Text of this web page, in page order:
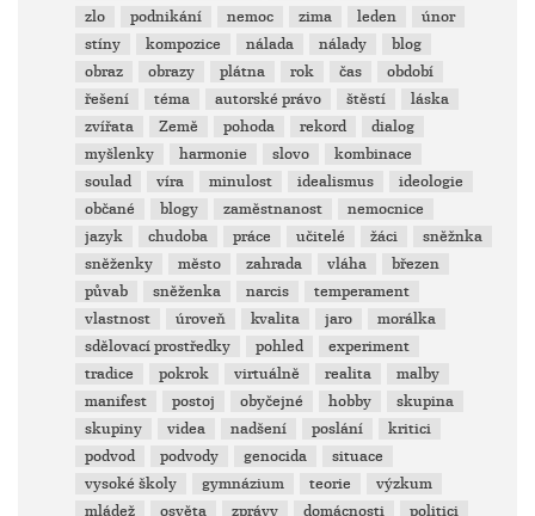
zlo
podnikání nemoc zima leden
únor
stíny
kompozice nálada nálady
blog
obraz
obrazy plátna rok čas
období
řešení
téma autorské právo štěstí
láska
zvířata
Země pohoda rekord
dialog
myšlenky
harmonie slovo
kombinace
soulad
víra minulost idealismus
ideologie
občané
blogy zaměstnanost
nemocnice
jazyk
chudoba práce učitelé žáci
sněžnka
sněženky
město zahrada vláha
březen
půvab
sněženka narcis
temperament
vlastnost
úroveň kvalita jaro
morálka
sdělovací prostředky
pohled
experiment
tradice
pokrok virtuálně realita
malby
manifest
postoj obyčejné hobby
skupina
skupiny
videa nadšení poslání
kritici
podvod
podvody genocida
situace
vysoké školy
gymnázium teorie
výzkum
mládež
osvěta zprávy domácnosti
politici